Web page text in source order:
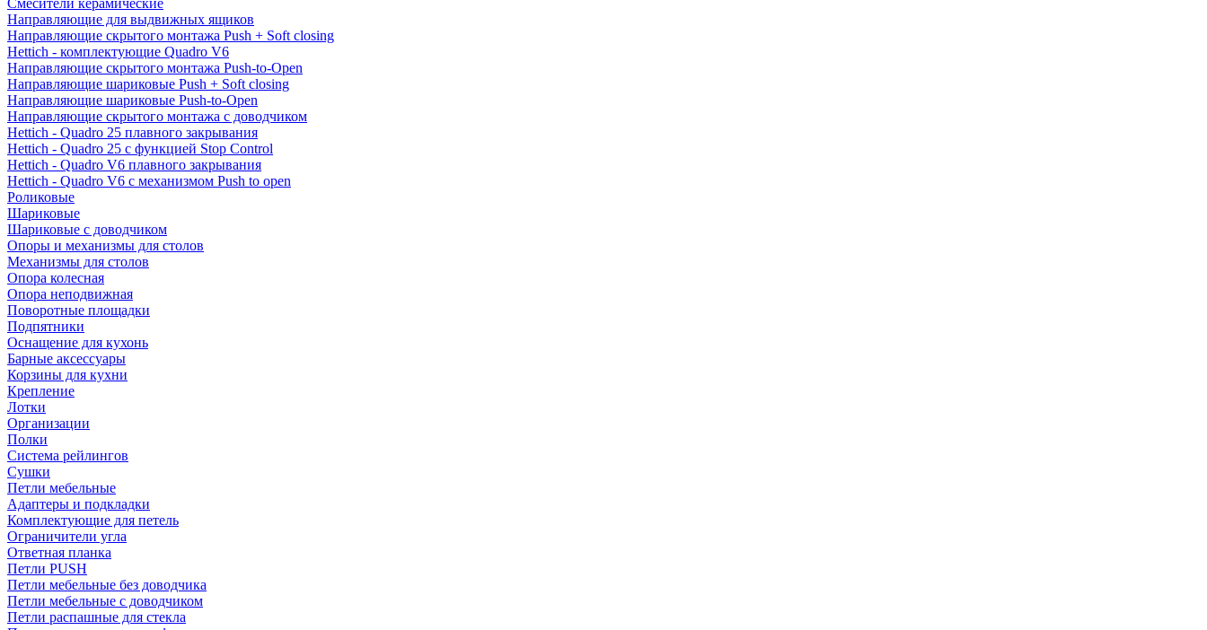
Смесители керамические
Направляющие для выдвижных ящиков
Направляющие скрытого монтажа Push + Soft closing
Hettich - комплектующие Quadro V6
Направляющие скрытого монтажа Push-to-Open
Направляющие шариковые Push + Soft closing
Направляющие шариковые Push-to-Open
Направляющие скрытого монтажа с доводчиком
Hettich - Quadro 25 плавного закрывания
Hettich - Quadro 25 с функцией Stop Control
Hettich - Quadro V6 плавного закрывания
Hettich - Quadro V6 с механизмом Push to open
Роликовые
Шариковые
Шариковые с доводчиком
Опоры и механизмы для столов
Механизмы для столов
Опора колесная
Опора неподвижная
Поворотные площадки
Подпятники
Оснащение для кухонь
Барные аксессуары
Корзины для кухни
Крепление
Лотки
Организации
Полки
Система рейлингов
Сушки
Петли мебельные
Адаптеры и подкладки
Комплектующие для петель
Ограничители угла
Ответная планка
Петли PUSH
Петли мебельные без доводчика
Петли мебельные с доводчиком
Петли распашные для стекла